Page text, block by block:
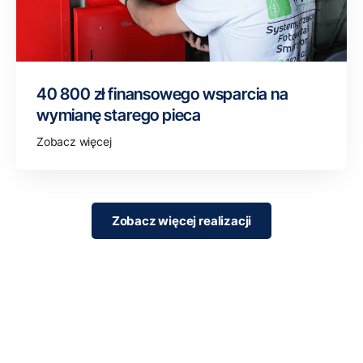
40 800 zł finansowego wsparcia na
wymianę starego pieca
Zobacz więcej
Zobacz więcej realizacji